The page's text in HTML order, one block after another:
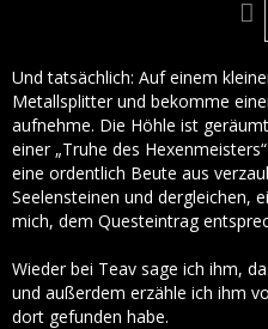
Und tatsächlich: Auf einem
Metallsplitter und bekomme
aufnehme. Die Höhle ist
einer „Truhe des
eine ordentlich Beute aus
Seelensteinen und dergleichen,
mich, dem Questeintrag
Wieder bei Teav sage ich ihm,
und außerdem erzähle ich ihm
dort gefunden habe.